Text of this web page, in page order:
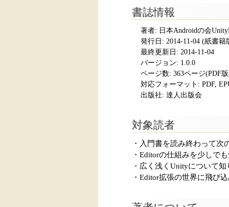
書誌情報
著者: 日本Androidの会
発行日: 2014-11-04(紙書籍
最終更新日: 2014-11-04
バージョン: 1.0.0
ページ数: 363ページ(PDF
対応フォーマット: PDF,
出版社: 達人出版会
対象読者
・入門書を読み終わって次
・Editorの仕組みを少しで
・広く浅くUnityについて知
・Editor拡張の世界に飛び